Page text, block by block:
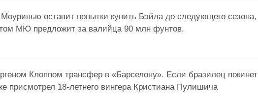
оставит попытки купить Бэйла до следующего сезона,
МЮ предложит за валийца 90 млн фунтов.
Клоппом трансфер в «Барселону». Если бразилец покинет
присмотрел 18-летнего вингера Кристиана Пулишича